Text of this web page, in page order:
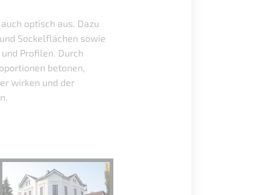
optisch aus. Dazu
Sockelflächen sowie
Profilen. Durch
betonen,
wirken und der